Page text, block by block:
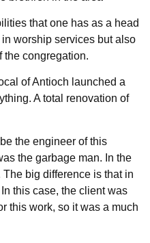
that one has as a head
worship services but also
the congregation.
of Antioch launched a
A total renovation of
the engineer of this
the garbage man. In the
big difference is that in
this case, the client was
this work, so it was a much